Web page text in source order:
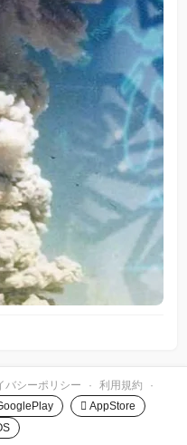
バシーポリシー · 利用規約
·
 AppStore